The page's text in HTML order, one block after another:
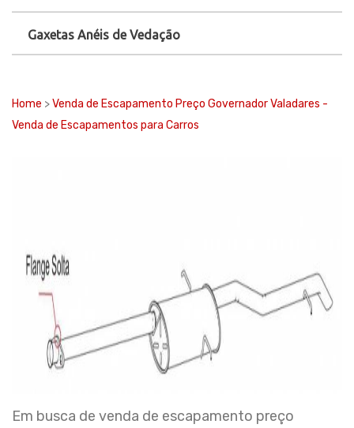
Gaxetas Anéis de Vedação
Home >Venda de Escapamento Preço Governador Valadares -
Venda de Escapamentos para Carros
Em busca de venda de escapamento preço